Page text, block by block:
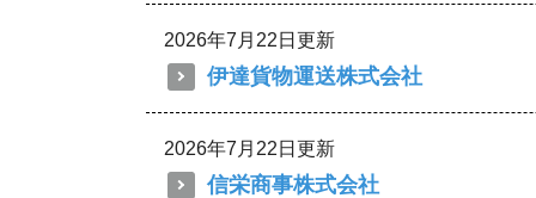
2026年7月22日更新
伊達貨物運送株式会社
2026年7月22日更新
信栄商事株式会社